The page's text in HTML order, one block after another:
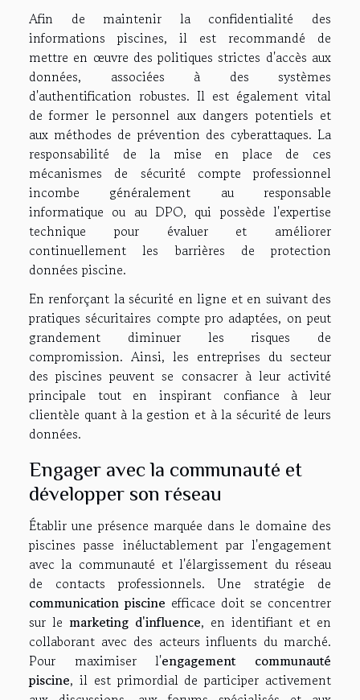
Afin de maintenir la confidentialité des
informations piscines, il est recommandé de
mettre en œuvre des politiques strictes d'accès aux
données, associées à des systèmes
d'authentification robustes. Il est également vital
de former le personnel aux dangers potentiels et
aux méthodes de prévention des cyberattaques. La
responsabilité de la mise en place de ces
mécanismes de sécurité compte professionnel
incombe généralement au responsable
informatique ou au DPO, qui possède l'expertise
technique pour évaluer et améliorer
continuellement les barrières de protection
données piscine.
En renforçant la sécurité en ligne et en suivant des
pratiques sécuritaires compte pro adaptées, on peut
grandement diminuer les risques de
compromission. Ainsi, les entreprises du secteur
des piscines peuvent se consacrer à leur activité
principale tout en inspirant confiance à leur
clientèle quant à la gestion et à la sécurité de leurs
données.
Engager avec la communauté et
développer son réseau
Établir une présence marquée dans le domaine des
piscines passe inéluctablement par l'engagement
avec la communauté et l'élargissement du réseau
de contacts professionnels. Une stratégie de
communication piscine efficace doit se concentrer
sur le marketing d'influence, en identifiant et en
collaborant avec des acteurs influents du marché.
Pour maximiser l'engagement communauté
piscine, il est primordial de participer activement